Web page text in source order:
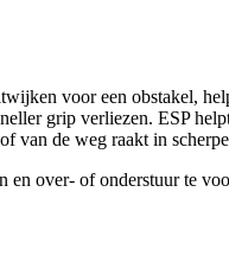
voor een obstakel,
grip verliezen. ESP
van de weg raakt in
over- of onderstuur te